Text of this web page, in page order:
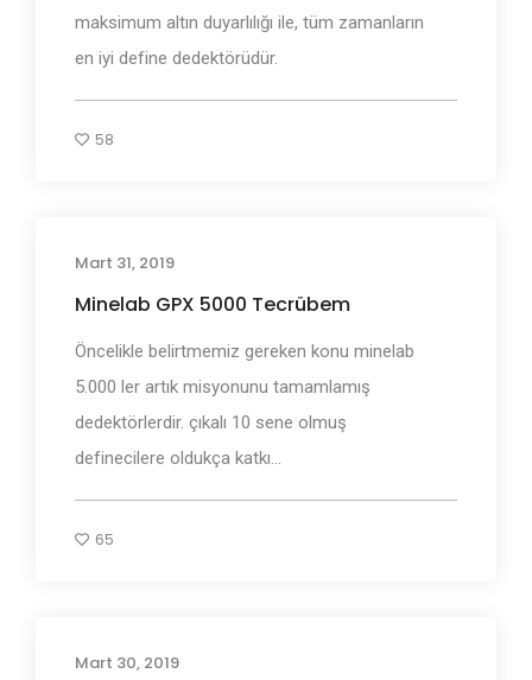
maksimum altın duyarlılığı ile, tüm zamanların
en iyi define dedektörüdür.
58
Mart 31, 2019
Minelab GPX 5000 Tecrübem
Öncelikle belirtmemiz gereken konu minelab
5.000 ler artık misyonunu tamamlamış
dedektörlerdir. çıkalı 10 sene olmuş
definecilere oldukça katkı...
65
Mart 30, 2019